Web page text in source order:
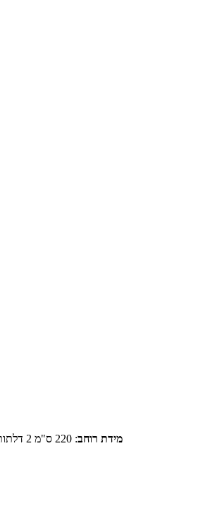
מידת רוחב: 220 ס"מ 2 דלתות